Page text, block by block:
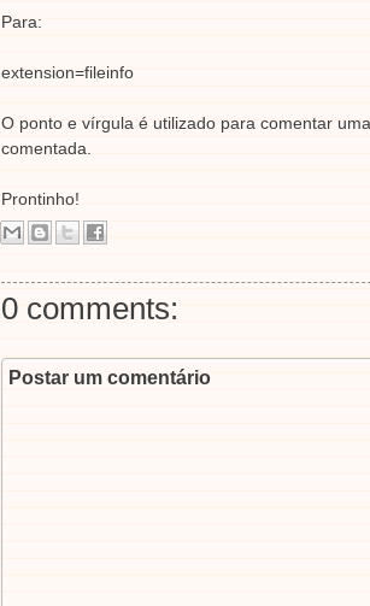
Para:
extension=fileinfo
O ponto e vírgula é utilizado para comentar
comentada.
Prontinho!
0 comments:
Postar um comentário